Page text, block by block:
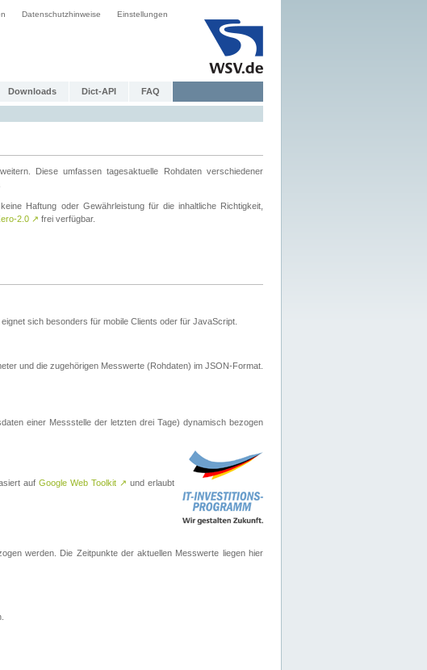
Datenschutzhinweise Einstellungen
Downloads Dict-API FAQ
Diese umfassen tagesaktuelle Rohdaten verschiedener
Haftung oder Gewährleistung für die inhaltliche Richtigkeit,
2.0 ↗ frei verfügbar.
sich besonders für mobile Clients oder für JavaScript.
und die zugehörigen Messwerte (Rohdaten) im JSON-Format.
einer Messstelle der letzten drei Tage) dynamisch bezogen
auf Google Web Toolkit ↗ und erlaubt
werden. Die Zeitpunkte der aktuellen Messwerte liegen hier